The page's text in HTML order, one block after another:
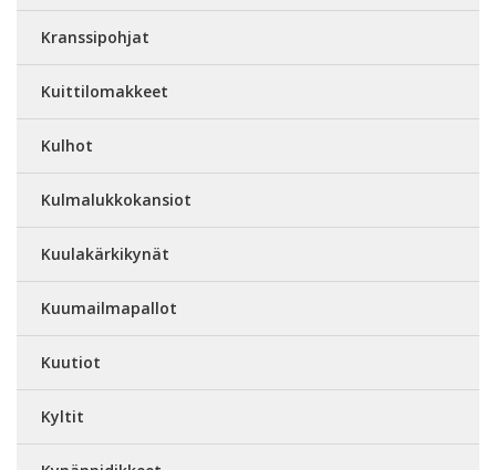
Kranssipohjat
Kuittilomakkeet
Kulhot
Kulmalukkokansiot
Kuulakärkikynät
Kuumailmapallot
Kuutiot
Kyltit